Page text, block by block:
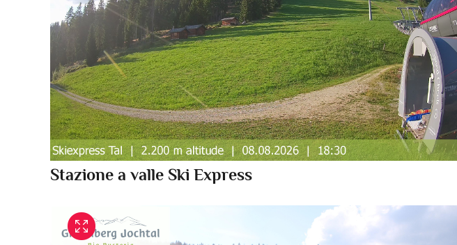
Stazione a valle Ski Express